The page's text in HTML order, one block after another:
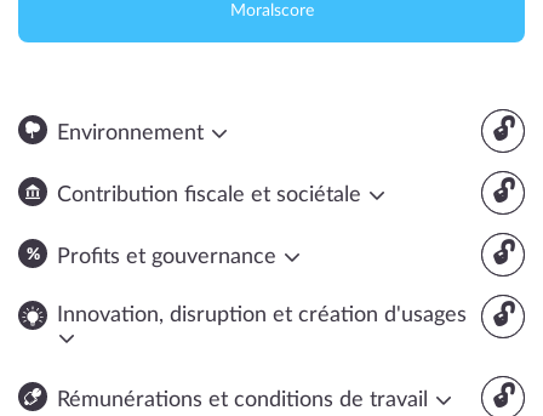
Moralscore
🔓
Environnement
🔓
Contribution fiscale et sociétale
🔓
Profits et gouvernance
🔓
Innovation, disruption et création d'usages
🔓
Rémunérations et conditions de travail